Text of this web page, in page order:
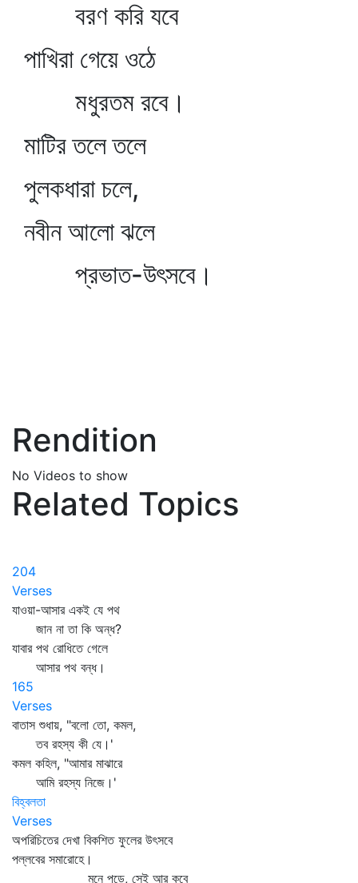
বরণ করি যবে
পাখিরা গেয়ে ওঠে
মধুরতম রবে।
মাটির তলে তলে
পুলকধারা চলে,
নবীন আলো ঝলে
প্রভাত-উৎসবে।
Rendition
No Videos to show
Related Topics
204
Verses
যাওয়া-আসার একই যে পথ
জান না তা কি অন্ধ?
যাবার পথ রোধিতে গেলে
আসার পথ বন্ধ।
165
Verses
বাতাস শুধায়, "বলো তো, কমল,
তব রহস্য কী যে।'
কমল কহিল, "আমার মাঝারে
আমি রহস্য নিজে।'
বিহ্বলতা
Verses
অপরিচিতের দেখা বিকশিত ফুলের উৎসবে
পল্লবের সমারোহে।
মনে পড়ে, সেই আর কবে